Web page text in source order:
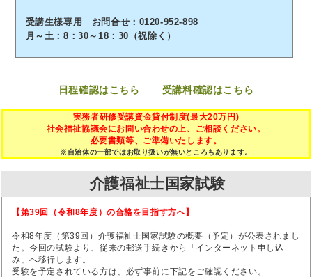
受講生様専用 お問合せ：0120-952-898
月～土：8：30～18：30（祝除く）
日程確認はこちら 受講料確認はこちら
実務者研修受講資金貸付制度(最大20万円)
社会福祉協議会にお問い合わせの上、ご相談ください。
必要書類等、ご準備いたします。
※自治体の一部ではお取り扱いが無いところもあります。
介護福祉士国家試験
【第39回（令和8年度）の合格を目指す方へ】
令和8年度（第39回）介護福祉士国家試験の概要（予定）が公表されまし
た。今回の試験より、従来の郵送手続きから「インターネット申し込
み」へ移行します。
受験を予定されている方は、必ず事前に下記をご確認ください。